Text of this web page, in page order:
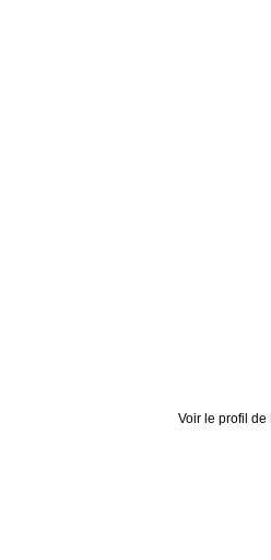
Voir le profil de